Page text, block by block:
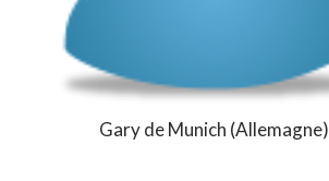
Gary de Munich (Allemagne)